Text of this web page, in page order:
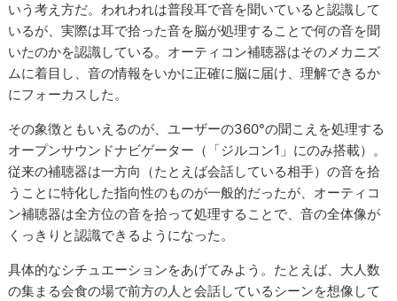
いう考え方だ。われわれは普段耳で音を聞いていると認識して
いるが、実際は耳で拾った音を脳が処理することで何の音を聞
いたのかを認識している。オーティコン補聴器はそのメカニズ
ムに着目し、音の情報をいかに正確に脳に届け、理解できるか
にフォーカスした。
その象徴ともいえるのが、ユーザーの360°の聞こえを処理する
オープンサウンドナビゲーター（「ジルコン1」にのみ搭載）。
従来の補聴器は一方向（たとえば会話している相手）の音を拾
うことに特化した指向性のものが一般的だったが、オーティコ
ン補聴器は全方位の音を拾って処理することで、音の全体像が
くっきりと認識できるようになった。
具体的なシチュエーションをあげてみよう。たとえば、大人数
の集まる会食の場で前方の人と会話しているシーンを想像して